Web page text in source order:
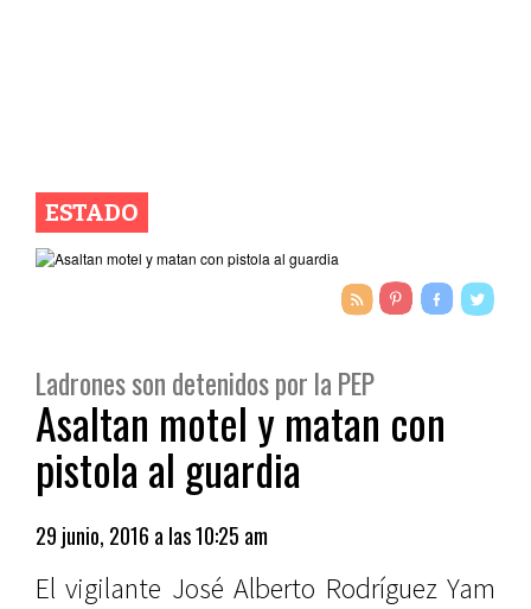
ESTADO
Ladrones son detenidos por la PEP
Asaltan motel y matan con
pistola al guardia
29 junio, 2016 a las 10:25 am
El vigilante José Alberto Rodríguez Yam